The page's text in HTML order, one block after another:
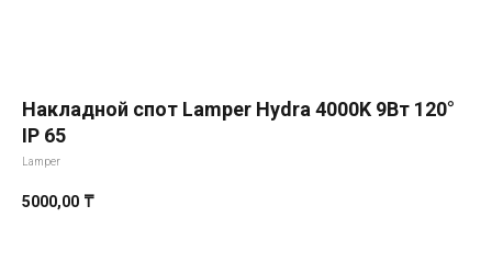
Накладной спот Lamper Hydra 4000K 9Вт 120°
IP 65
Lamper
5000,00 ₸